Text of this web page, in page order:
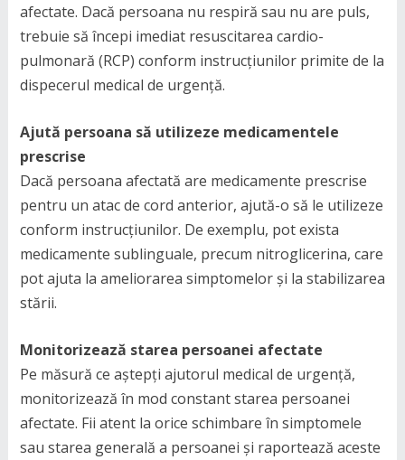
afectate. Dacă persoana nu respiră sau nu are puls,
trebuie să începi imediat resuscitarea cardio-
pulmonară (RCP) conform instrucțiunilor primite de la
dispecerul medical de urgență.
Ajută persoana să utilizeze medicamentele
prescrise
Dacă persoana afectată are medicamente prescrise
pentru un atac de cord anterior, ajută-o să le utilizeze
conform instrucțiunilor. De exemplu, pot exista
medicamente sublinguale, precum nitroglicerina, care
pot ajuta la ameliorarea simptomelor și la stabilizarea
stării.
Monitorizează starea persoanei afectate
Pe măsură ce aștepți ajutorul medical de urgență,
monitorizează în mod constant starea persoanei
afectate. Fii atent la orice schimbare în simptomele
sau starea generală a persoanei și raportează aceste